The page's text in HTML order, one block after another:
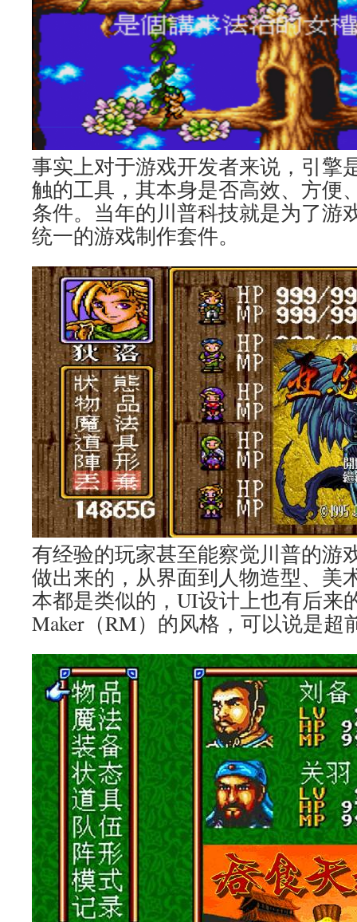
事实上对于游戏开发者来说，引擎
触的工具，其本身是否高效、方便
条件。当年的川普科技就是为了游
统一的游戏制作套件。
有经验的玩家甚至能察觉川普的游
做出来的，从界面到人物造型、美
本都是类似的，UI设计上也有后来
Maker（RM）的风格，可以说是超